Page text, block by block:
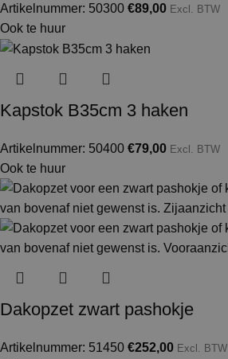
Artikelnummer: 50300 €89,00 Excl. BTW
Ook te huur
Kapstok B35cm 3 haken
Artikelnummer: 50400 €79,00 Excl. BTW
Ook te huur
Dakopzet zwart pashokje
Artikelnummer: 51450 €252,00 Excl. BTW